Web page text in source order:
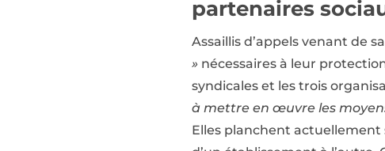
partenaires
Assaillis d’appels venant de
»nécessaires à leur
syndicales et les trois
à mettre en œuvre les
Elles planchent actuellement